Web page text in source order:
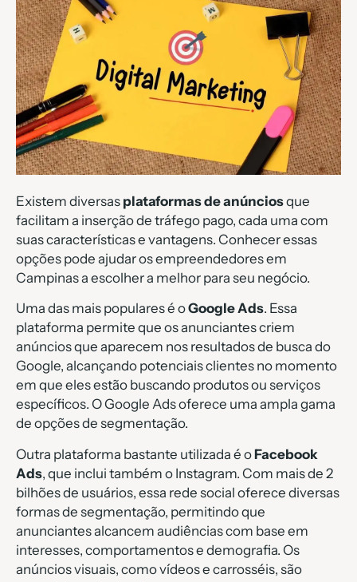
Existem diversas plataformas de anúnciosque
facilitam a inserção de tráfego pago, cada uma com
suas características e vantagens. Conhecer essas
opções pode ajudar os empreendedores em
Campinas a escolher a melhor para seu negócio.
Uma das mais populares é oGoogle Ads. Essa
plataforma permite que os anunciantes criem
anúncios que aparecem nos resultados de busca do
Google, alcançando potenciais clientes no momento
em que eles estão buscando produtos ou serviços
específicos. O Google Ads oferece uma ampla gama
de opções de segmentação.
Outra plataforma bastante utilizada é oFacebook
Ads, que inclui também o Instagram. Com mais de 2
bilhões de usuários, essa rede social oferece diversas
formas de segmentação, permitindo que
anunciantes alcancem audiências com base em
interesses, comportamentos e demografia. Os
anúncios visuais, como vídeos e carrosséis, são